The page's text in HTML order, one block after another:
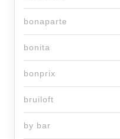
bonaparte
bonita
bonprix
bruiloft
by bar